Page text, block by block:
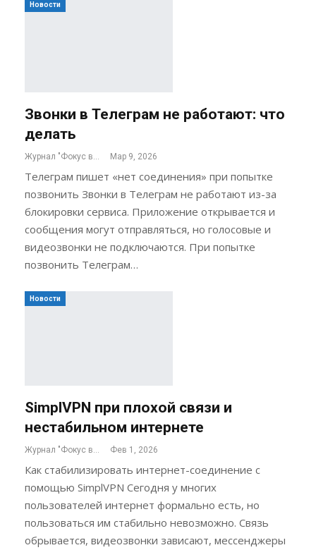
Новости
Звонки в Телеграм не работают: что
делать
Мар 9, 2026
Телеграм пишет «нет соединения» при попытке
позвонить Звонки в Телеграм не работают из-за
блокировки сервиса. Приложение открывается и
сообщения могут отправляться, но голосовые и
видеозвонки не подключаются. При попытке
позвонить Телеграм…
Новости
SimplVPN при плохой связи и
нестабильном интернете
Журнал "Фокус внимания" Фев 1, 2026
Как стабилизировать интернет-соединение с
помощью SimplVPN Сегодня у многих
пользователей интернет формально есть, но
пользоваться им стабильно невозможно. Связь
обрывается, видеозвонки зависают, мессенджеры